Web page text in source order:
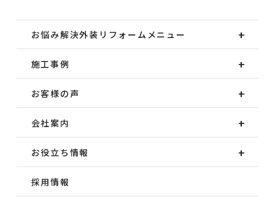
お悩み解決外装 リフォームメニュー
施工事例
お客様の声
会社案内
お役立ち情報
採用情報